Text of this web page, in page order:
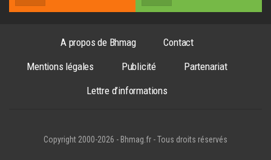
A propos de Bhmag
Contact
Mentions légales
Publicité
Partenariat
Lettre d’informations
Copyright 2000-2026 - Bhmag.fr - Tous droits réservés